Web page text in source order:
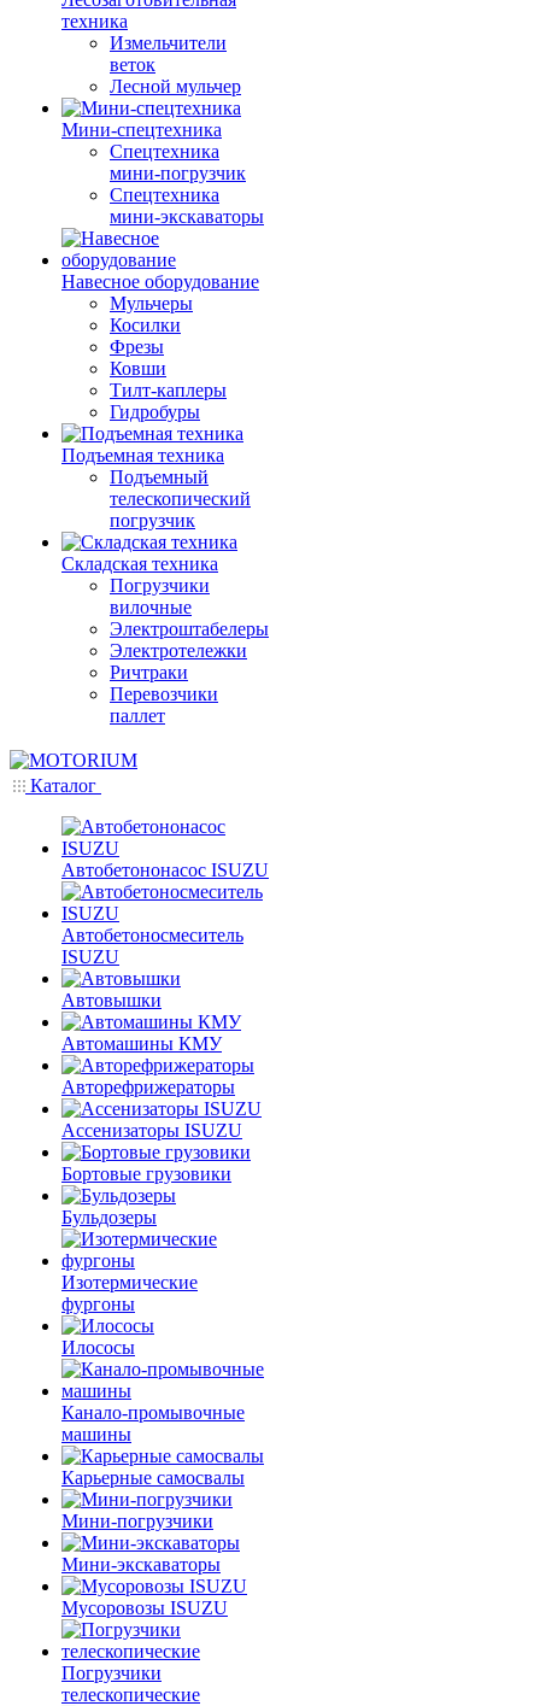
техника
Измельчители
веток
Лесной мульчер
Мини-спецтехника
Спецтехника
мини-погрузчик
Спецтехника
мини-экскаваторы
Навесное оборудование
Мульчеры
Косилки
Фрезы
Ковши
Тилт-каплеры
Гидробуры
Подъемная техника
Подъемный
телескопический
погрузчик
Складская техника
Погрузчики
вилочные
Электроштабелеры
Электротележки
Ричтраки
Перевозчики
паллет
Каталог
Автобетононасос ISUZU
Автобетоносмеситель
ISUZU
Автовышки
Автомашины КМУ
Авторефрижераторы
Ассенизаторы ISUZU
Бортовые грузовики
Бульдозеры
Изотермические
фургоны
Илососы
Канало-промывочные
машины
Карьерные самосвалы
Мини-погрузчики
Мини-экскаваторы
Мусоровозы ISUZU
Погрузчики
телескопические